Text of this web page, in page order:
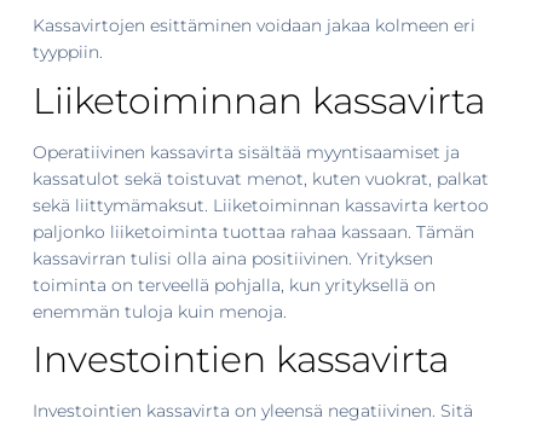
Kassavirtojen esittäminen voidaan jakaa kolmeen eri
tyyppiin.
Liiketoiminnan kassavirta
Operatiivinen kassavirta sisältää myyntisaamiset ja
kassatulot sekä toistuvat menot, kuten vuokrat, palkat
sekä liittymämaksut. Liiketoiminnan kassavirta kertoo
paljonko liiketoiminta tuottaa rahaa kassaan. Tämän
kassavirran tulisi olla aina positiivinen. Yrityksen
toiminta on terveellä pohjalla, kun yrityksellä on
enemmän tuloja kuin menoja.
Investointien kassavirta
Investointien kassavirta on yleensä negatiivinen. Sitä